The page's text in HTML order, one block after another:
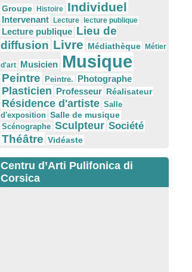
Groupe
Histoire Individuel
Intervenant Lecture lecture publique
Lecture publique Lieu de
diffusion Livre Médiathèque Métier
d'art Musicien Musique
Peintre Peintre. Photographe
Plasticien Professeur Réalisateur
Résidence d'artiste Salle
d'exposition Salle de musique
Scénographe Sculpteur Société
Théâtre Vidéaste
Centru d’Arti Pulifonica di
Corsica